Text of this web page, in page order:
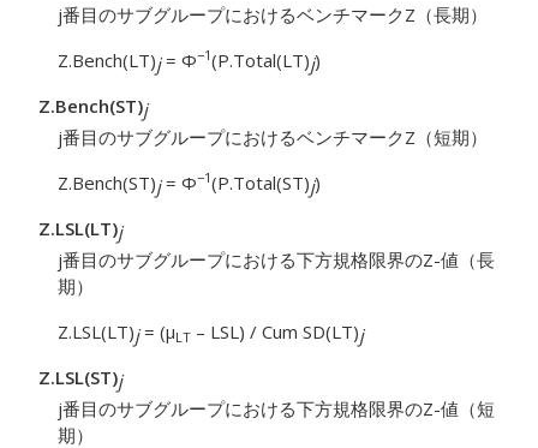
j番目のサブグループにおけるベンチマークZ（長期）
Z.Bench(LT)j= Φ−1(P.Total(LT)j)
Z.Bench(ST)j
j番目のサブグループにおけるベンチマークZ（短期）
Z.Bench(ST)j= Φ−1(P.Total(ST)j)
Z.LSL(LT)j
j番目のサブグループにおける下方規格限界のZ-値（長
期）
Z.LSL(LT)j= (μLT – LSL) / Cum SD(LT)j
Z.LSL(ST)j
j番目のサブグループにおける下方規格限界のZ-値（短
期）